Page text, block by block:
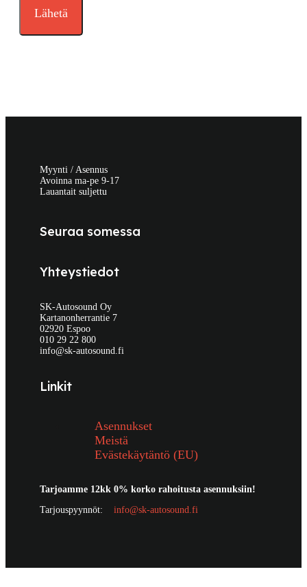
Myynti / Asennus
Avoinna ma-pe 9-17
Lauantait suljettu
Seuraa somessa
Yhteystiedot
SK-Autosound Oy
Kartanonherrantie 7
02920 Espoo
010 29 22 800
info@sk-autosound.fi
Linkit
Asennukset
Meistä
Evästekäytäntö (EU)
Tarjoamme 12kk 0% korko rahoitusta asennuksiin!
Tarjouspyynnöt: info@sk-autosound.fi